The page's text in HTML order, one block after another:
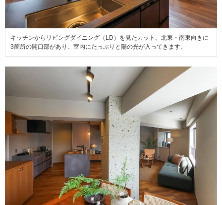
キッチンからリビングダイニング（LD）を見たカット。北東・南東向きに
3箇所の開口部があり、室内にたっぷりと陽の光が入ってきます。